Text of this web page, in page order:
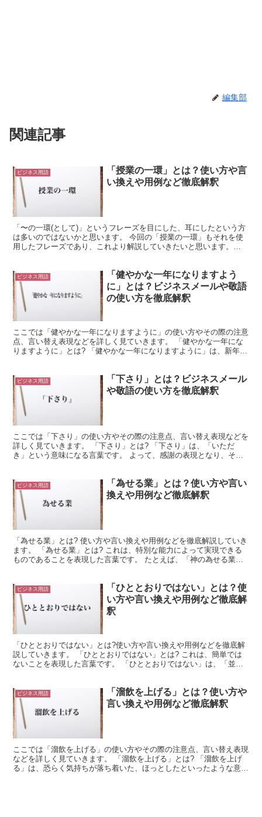
編集部
関連記事
ビジネス用語
「授業の一環」とは？使い方や言
い換えや用例など徹底解釈
「〜の一環(として)」というフレーズを目にした、耳にしたという方
は多いのではないかと思います。 今回の「授業の一環」もそれを使
用したフレーズであり、これより解説していきたいと思います。
ビジネス用語
「健やかな一年になりますよう
に」とは？ビジネスメールや敬語
の使い方を徹底解釈
ここでは「健やかな一年になりますように」の使い方やその際の注意
点、言い替え表現などを詳しく見ていきます。 「健やかな一年にな
りますように」とは? 「健やかな一年になりますように」は、新年の
ビジネス用語
「下さり」とは？ビジネスメール
や敬語の使い方を徹底解釈
ここでは「下さり」の使い方やその際の注意点、言い替え表現などを
詳しく見ていきます。 「下さり」とは? 「下さり」は、「いただ
き」という意味になる言葉です。 よって、感謝の表現となり、そち
ビジネス用語
「為せる業」とは？使い方や言い
換えや用例など徹底解釈
「為せる業」とは? 使い方や言い換えや用例などを徹底解説していき
ます。 「為せる業」とは? これは、特別な能力によって実現できる
ものであることを表現した言葉です。 たとえば、「神の為せる業」
ビジネス用語
「ひととおりではない」とは？使
い方や言い換えや用例など徹底解
釈
「ひととおりではない」とは?使い方や言い換えや用例などを徹底解
説していきます。 「ひととおりではない」とは? これは、簡単では
ないことを表現した言葉です。 「ひととおりではない」は、「並大
ビジネス用語
「溜飲を上げる」とは？使い方や
言い換えや用例など徹底解釈
ここでは「溜飲を上げる」の使い方やその際の注意点、言い替え表現
などを詳しく見ていきます。 「溜飲を上げる」とは? 「溜飲を上げ
る」は、恐らく気持ちが落ち着いた、ほっとしたといったような意味